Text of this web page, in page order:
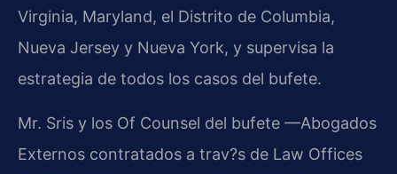
Virginia, Maryland, el Distrito de Columbia,
Nueva Jersey y Nueva York, y supervisa la
estrategia de todos los casos del bufete.
Mr. Sris y los Of Counsel del bufete —Abogados
Externos contratados a trav?s de Law Offices